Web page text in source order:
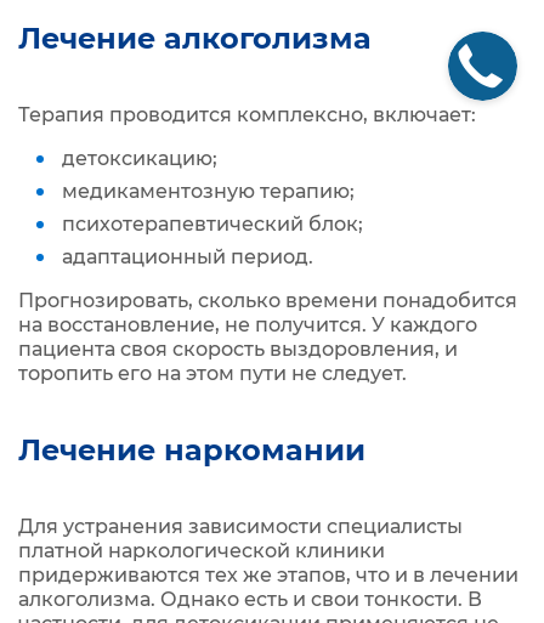
Лечение алкоголизма
Терапия проводится комплексно, включает:
детоксикацию;
медикаментозную терапию;
психотерапевтический блок;
адаптационный период.
Прогнозировать, сколько времени понадобится
на восстановление, не получится. У каждого
пациента своя скорость выздоровления, и
торопить его на этом пути не следует.
Лечение наркомании
Для устранения зависимости специалисты
платной наркологической клиники
придерживаются тех же этапов, что и в лечении
алкоголизма. Однако есть и свои тонкости. В